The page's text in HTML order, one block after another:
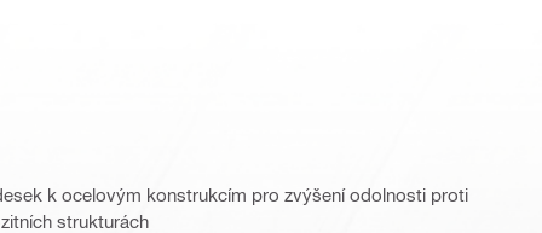
k ocelovým konstrukcím pro zvýšení odolnosti proti
strukturách